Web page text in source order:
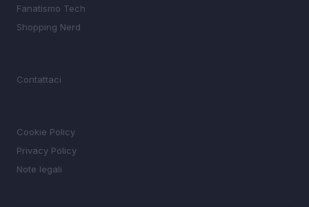
Fanatismo Tech
Shopping Nerd
Contattaci
Cookie Policy
Privacy Policy
Note legali